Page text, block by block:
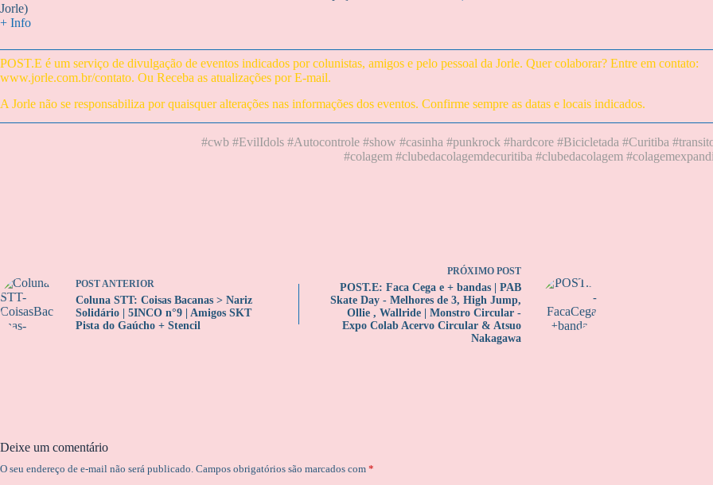
Jorle)
+ Info
POST.E é um serviço de divulgação de eventos indicados por colunistas, amigos e pelo pessoal da Jorle. Quer colaborar? Entre em contato:
www.jorle.com.br/contato. Ou Receba as atualizações porE-mail.
A Jorle não se responsabiliza por quaisquer alterações nas informações dos eventos. Confirme sempre as datas e locais indicados.
#cwb #EvilIdols #Autocontrole #show #casinha #punkrock #hardcore #Bicicletada #Curitiba
#colagem #clubedacolagemdecuritiba #clubedacolagem
POSTANTERIOR
Coluna STT: Coisas Bacanas > Nariz
Solidário | 5INCO n°9 | Amigos SKT
Pista do Gaúcho + Stencil
PRÓXIMO POST
POST.E: Faca Cega e + bandas | PAB
Skate Day - Melhores de 3, High Jump,
Ollie , Wallride | Monstro Circular -
Expo Colab Acervo Circular & Atsuo
Nakagawa
Deixe um comentário
O seu endereço de e-mail não será publicado. Campos obrigatórios são marcados com *